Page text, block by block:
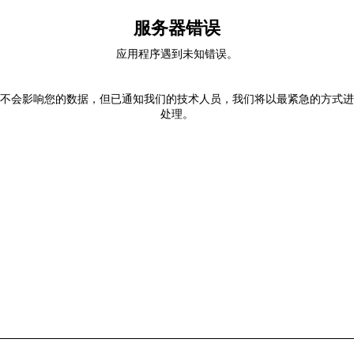
服务器错误
应用程序遇到未知错误。
会影响您的数据，但已通知我们的技术人员，我们将以最紧急的方式
处理。